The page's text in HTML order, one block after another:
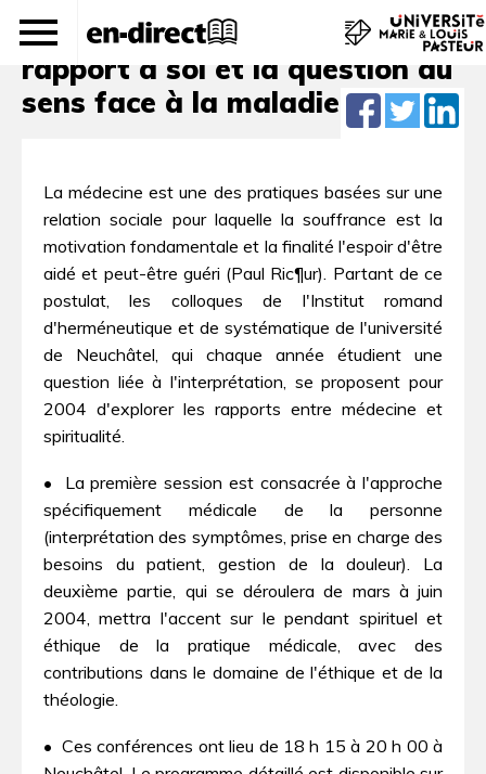
Se soigner, se comprendre. Le
rapport à soi et la question du
sens face à la maladie
La médecine est une des pratiques basées sur une
relation sociale pour laquelle la souffrance est la
motivation fondamentale et la finalité l'espoir d'être
aidé et peut-être guéri (Paul Ric¶ur). Partant de ce
postulat, les colloques de l'Institut romand
d'herméneutique et de systématique de l'université
de Neuchâtel, qui chaque année étudient une
question liée à l'interprétation, se proposent pour
2004 d'explorer les rapports entre médecine et
spiritualité.
• La première session est consacrée à l'approche
spécifiquement médicale de la personne
(interprétation des symptômes, prise en charge des
besoins du patient, gestion de la douleur). La
deuxième partie, qui se déroulera de mars à juin
2004, mettra l'accent sur le pendant spirituel et
éthique de la pratique médicale, avec des
contributions dans le domaine de l'éthique et de la
théologie.
• Ces conférences ont lieu de 18 h 15 à 20 h 00 à